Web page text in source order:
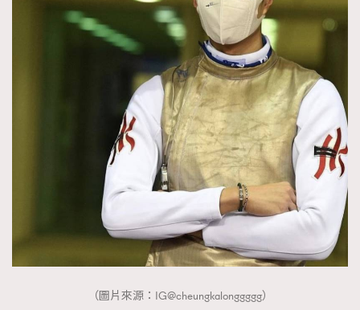
（圖片來源：IG@cheungkalonggggg）